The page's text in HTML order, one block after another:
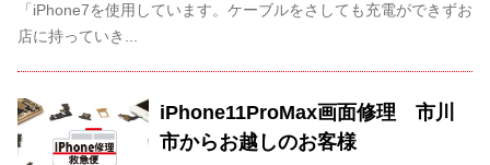
「iPhone7を使用しています。ケーブルをさしても充電ができずお
店に持っていき...
iPhone11ProMax画面修理 市川
市からお越しのお客様